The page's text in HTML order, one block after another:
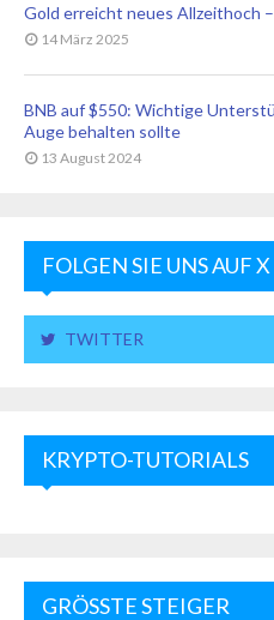
Gold erreicht neues Allzeithoch
14 März 2025
BNB auf $550: Wichtige
Auge behalten sollte
13 August 2024
FOLGEN SIE UNS AUF X
TWITTER
KRYPTO-TUTORIALS
GRÖSSTE STEIGER